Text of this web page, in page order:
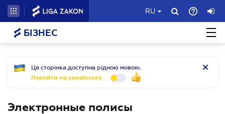
RU
БІЗНЕС
Ця сторінка доступна рідною мовою.
Перейти на українську
Электронные полисы